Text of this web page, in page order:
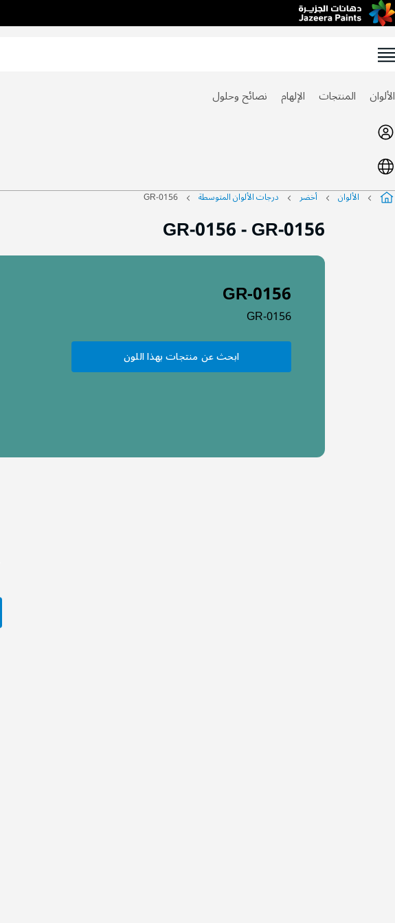
Skip
to
Content
الألوان المنتجات الإلهام نصائح وحلول
الألوان أخضر درجات الألوان المتوسطة GR-0156
GR-0156-GR-0156
GR-0156
GR-0156
ابحث عن منتجات بهذا اللون